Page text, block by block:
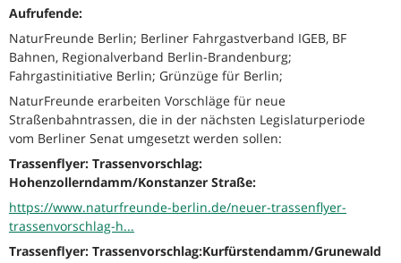
Aufrufende:
NaturFreunde Berlin; Berliner Fahrgastverband IGEB, BF
Bahnen, Regionalverband Berlin-Brandenburg;
Fahrgastinitiative Berlin; Grünzüge für Berlin;
NaturFreunde erarbeiten Vorschläge für neue
Straßenbahntrassen, die in der nächsten Legislaturperiode
vom Berliner Senat umgesetzt werden sollen:
Trassenflyer: Trassenvorschlag:
Hohenzollerndamm/Konstanzer Straße:
https://www.naturfreunde-berlin.de/neuer-trassenflyer-
trassenvorschlag-h...
Trassenflyer: Trassenvorschlag:Kurfürstendamm/Grunewald